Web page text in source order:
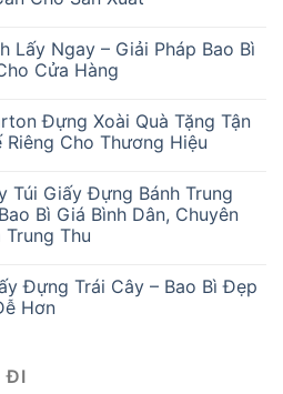
Lấy Ngay – Giải Pháp Bao Bì
Cửa Hàng
Đựng Xoài Quà Tặng Tận
Riêng Cho Thương Hiệu
Túi Giấy Đựng Bánh Trung
Bì Giá Bình Dân, Chuyên
Thu
Đựng Trái Cây – Bao Bì Đẹp
Hơn
ĐI